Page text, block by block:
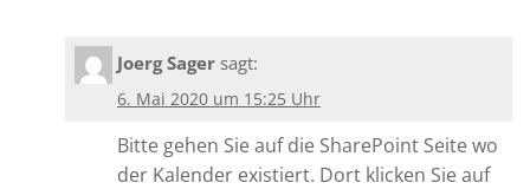
Joerg Sager sagt:
6. Mai 2020 um 15:25 Uhr
Bitte gehen Sie auf die SharePoint Seite wo
der Kalender existiert. Dort klicken Sie auf